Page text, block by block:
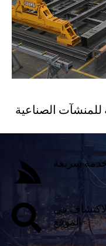
الصناعية
سريعة
في
الموقع